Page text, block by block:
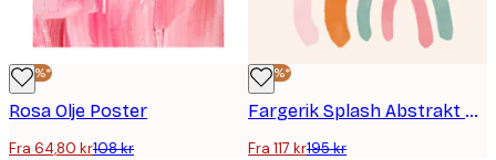
-40%*
Rosa Olje Poster
Fra 64,80 kr108 kr
-40%*
Fargerik Splash Abstrakt Poster
Fra 117 kr195 kr